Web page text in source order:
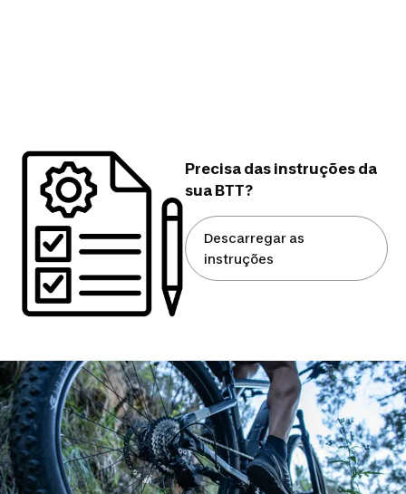
Precisa das instruções da
sua BTT?
Descarregar as
instruções